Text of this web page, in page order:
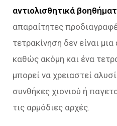
αντιολισθητικά
απαραίτητες
τετρακίνηση δεν είναι
καθώς ακόμη και ένα
μπορεί να χρειαστεί
συνθήκες χιονιού ή
τις αρμόδιες αρχές.